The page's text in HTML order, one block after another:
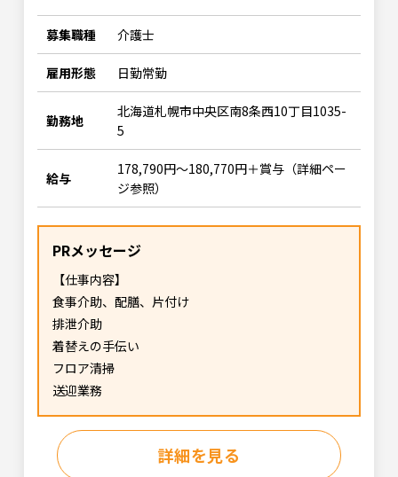
募集職種 介護士
雇用形態 日勤常勤
勤務地
北海道札幌市中央区南8条西10丁目1035-
5
給与
178,790円～180,770円＋賞与（詳細ペー
ジ参照）
PRメッセージ
【仕事内容】
食事介助、配膳、片付け
排泄介助
着替えの手伝い
フロア清掃
送迎業務
詳細を見る